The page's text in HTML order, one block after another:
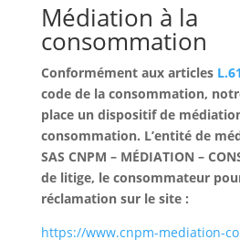
Médiation à la
consommation
Conformément aux articles
code de la consommation,
place un dispositif de
consommation. L’entité de
SAS CNPM – MÉDIATION –
de litige, le consommateur
réclamation sur le site :
https://www.cnpm-mediation-